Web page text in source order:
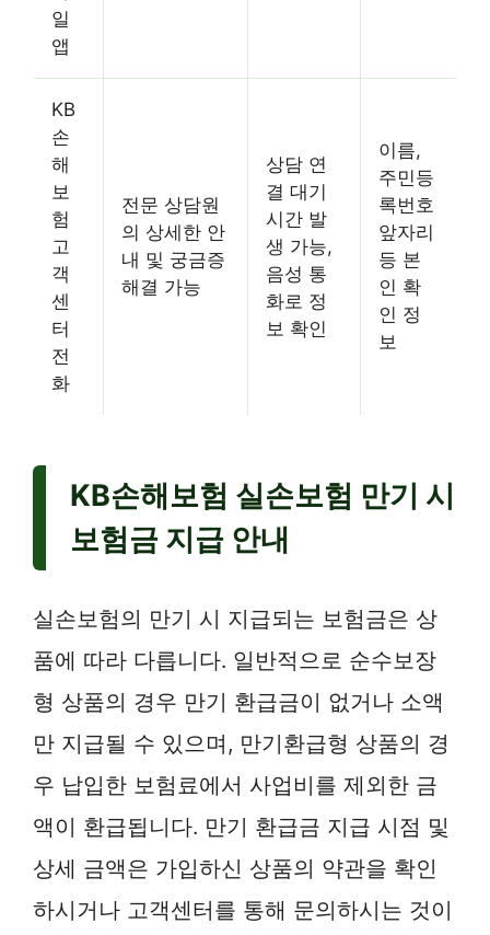
일
앱
KB
손
해
보
험
고
객
센
터
전
화
전문 상담원
의 상세한 안
내 및 궁금증
해결 가능
상담 연
결 대기
시간 발
생 가능,
음성 통
화로 정
보 확인
이름,
주민등
록번호
앞자리
등 본
인 확
인 정
보
KB손해보험 실손보험 만기 시
보험금 지급 안내
실손보험의 만기 시 지급되는 보험금은 상
품에 따라 다릅니다. 일반적으로 순수보장
형 상품의 경우 만기 환급금이 없거나 소액
만 지급될 수 있으며, 만기환급형 상품의 경
우 납입한 보험료에서 사업비를 제외한 금
액이 환급됩니다. 만기 환급금 지급 시점 및
상세 금액은 가입하신 상품의 약관을 확인
하시거나 고객센터를 통해 문의하시는 것이